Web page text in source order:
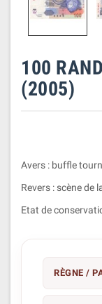
100
(2005)
Avers : buffle
Revers : scène de
Etat de
RÈGNE /